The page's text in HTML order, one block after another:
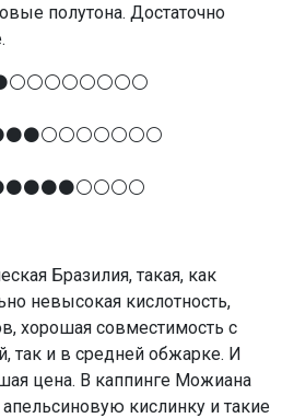
полутона. Достаточно
Бразилия, такая, как
невысокая кислотность,
хорошая совместимость с
так и в средней обжарке. И
цена. В каппинге Можиана
апельсиновую кислинку и такие